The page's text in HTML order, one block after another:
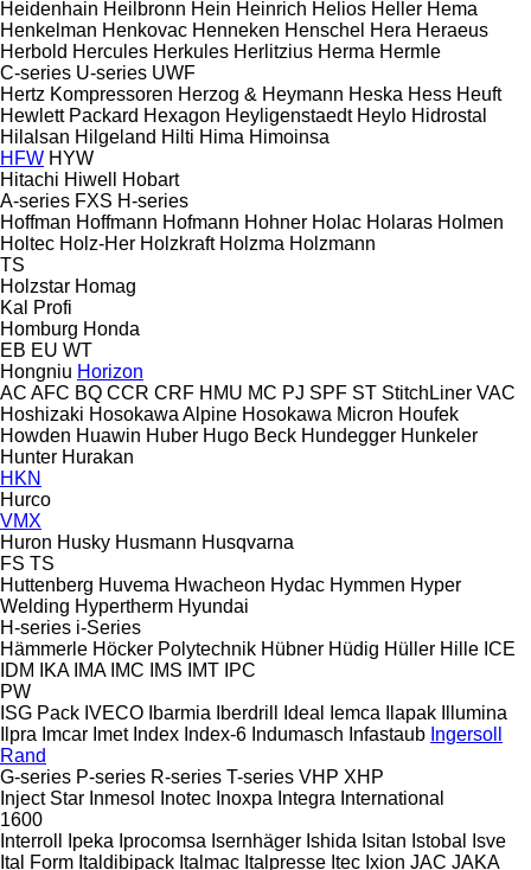
Heidenhain Heilbronn Hein Heinrich Helios Heller Hema
Henkelman Henkovac Henneken Henschel Hera Heraeus
Herbold Hercules Herkules Herlitzius Herma Hermle
C-series U-series UWF
Hertz Kompressoren Herzog & Heymann Heska Hess Heuft
Hewlett Packard Hexagon Heyligenstaedt Heylo Hidrostal
Hilalsan Hilgeland Hilti Hima Himoinsa
HFW HYW
Hitachi Hiwell
Hobart
A-series FXS H-series
Hoffman Hoffmann Hofmann Hohner Holac Holaras Holmen
Holtec Holz-Her Holzkraft Holzma Holzmann
TS
Holzstar Homag
Kal
Profi
Homburg Honda
EB EU WT
Hongniu Horizon
AC AFC BQ CCR CRF HMU MC PJ SPF ST StitchLiner VAC
Hoshizaki Hosokawa Alpine Hosokawa Micron Houfek
Howden Huawin Huber Hugo Beck Hundegger Hunkeler
Hunter Hurakan
HKN
Hurco
VMX
Huron Husky Husmann Husqvarna
FS TS
Huttenberg Huvema Hwacheon Hydac Hymmen Hyper
Welding Hypertherm Hyundai
H-series i-Series
Hämmerle Höcker Polytechnik Hübner Hüdig Hüller Hille ICE
IDM
IKA IMA IMC IMS IMT IPC
PW
ISG Pack IVECO Ibarmia Iberdrill Ideal Iemca Ilapak
Illumina
Ilpra Imcar Imet Index Index-6 Indumasch Infastaub Ingersoll
Rand
G-series P-series R-series T-series VHP XHP
Inject Star Inmesol Inotec Inoxpa Integra International
1600
Interroll
Ipeka Iprocomsa Isernhäger Ishida Isitan Istobal
Isve
Ital Form Italdibipack Italmac Italpresse Itec Ixion JAC JAKA